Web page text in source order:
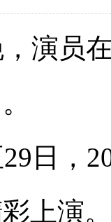
员在
，
上演